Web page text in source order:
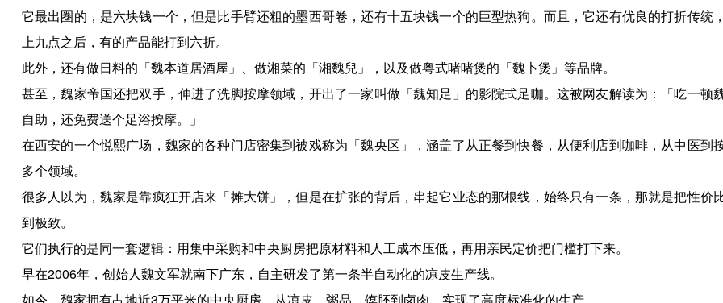
它最出圈的，是六块钱一个，但是比手臂还粗的墨西哥卷，还有十五块钱一个的巨型热狗。而且，它还有优良的打折传统
上九点之后，有的产品能打到六折。
此外，还有做日料的「魏本道居酒屋」、做湘菜的「湘魏兒」，以及做粤式啫啫煲的「魏卜煲」等品牌。
甚至，魏家帝国还把双手，伸进了洗脚按摩领域，开出了一家叫做「魏知足」的影院式足咖。这被网友解读为：「吃一顿
自助，还免费送个足浴按摩。」
在西安的一个悦熙广场，魏家的各种门店密集到被戏称为「魏央区」，涵盖了从正餐到快餐，从便利店到咖啡，从中医到
多个领域。
很多人以为，魏家是靠疯狂开店来「摊大饼」，但是在扩张的背后，串起它业态的那根线，始终只有一条，那就是把性价
到极致。
它们执行的是同一套逻辑：用集中采购和中央厨房把原材料和人工成本压低，再用亲民定价把门槛打下来。
早在2006年，创始人魏文军就南下广东，自主研发了第一条半自动化的凉皮生产线。
如今，魏家拥有占地近3万平米的中央厨房，从凉皮、粥品、馍胚到卤肉，实现了高度标准化的生产。